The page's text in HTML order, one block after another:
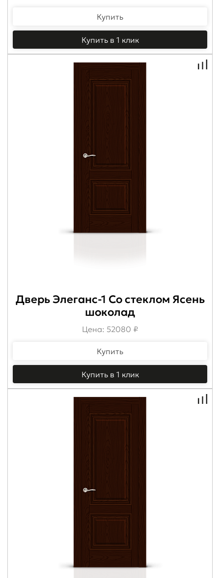
Купить
Купить в 1 клик
Дверь Элеганс-1 Со стеклом Ясень
шоколад
Цена: 52080 ₽
Купить
Купить в 1 клик